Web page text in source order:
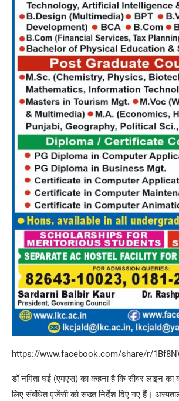
https://www.facebook.com/share/r/
डॉ नमिता घई (एमएस) का कहना है कि सीवर लाइन का
लिए संबंधित एजेंसी को सख्त निर्देश दिए गए हैं।